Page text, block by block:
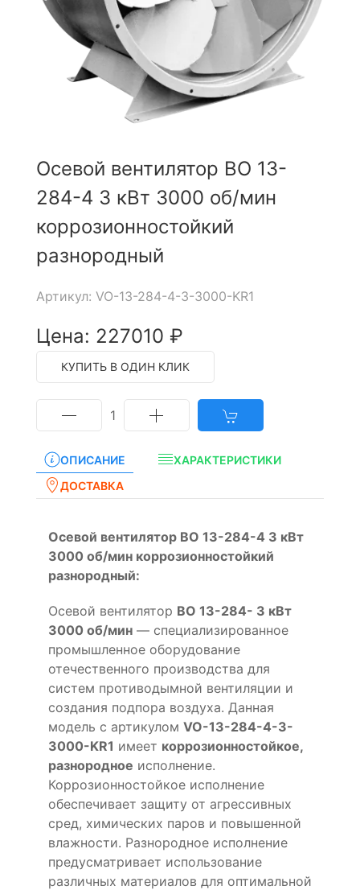
Осевой вентилятор ВО 13-
284-4 3 кВт 3000 об/мин
коррозионностойкий
разнородный
Артикул: VO-13-284-4-3-3000-KR1
Цена: 227010 ₽
КУПИТЬ В ОДИН КЛИК
1
ОПИСАНИЕ
ХАРАКТЕРИСТИКИ
ДОСТАВКА
Осевой вентилятор ВО 13-284-4 3 кВт
3000 об/мин коррозионностойкий
разнородный:
Осевой вентилятор ВО 13-284- 3 кВт
3000 об/мин — специализированное
промышленное оборудование
отечественного производства для
систем противодымной вентиляции и
создания подпора воздуха. Данная
модель с артикулом VO-13-284-4-3-
3000-KR1 имеет коррозионностойкое,
разнородное исполнение.
Коррозионностойкое исполнение
обеспечивает защиту от агрессивных
сред, химических паров и повышенной
влажности. Разнородное исполнение
предусматривает использование
различных материалов для оптимальной